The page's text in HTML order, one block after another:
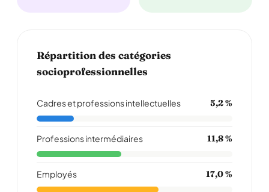
Répartition des catégories
socioprofessionnelles
Cadres et professions intellectuelles 5,2 %
Professions intermédiaires 11,8 %
Employés 17,0 %